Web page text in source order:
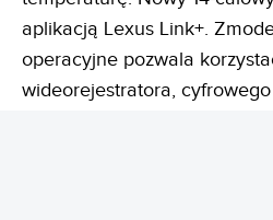
aplikacją Lexus Link+.
operacyjne pozwala
wideorejestratora,